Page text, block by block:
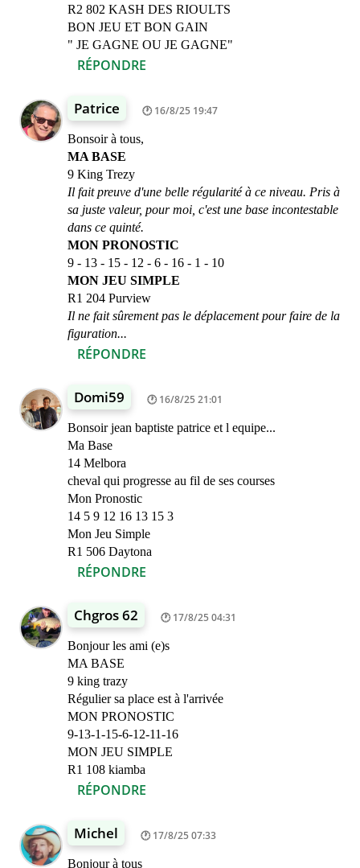
R2 802 KASH DES RIOULTS
BON JEU ET BON GAIN
" JE GAGNE OU JE GAGNE"
RÉPONDRE
Patrice 16/8/25 19:47
Bonsoir à tous,
MA BASE
9 King Trezy
Il fait preuve d'une belle régularité à ce niveau. Pris à
sa juste valeur, pour moi, c'est une base incontestable
dans ce quinté.
MON PRONOSTIC
9 - 13 - 15 - 12 - 6 - 16 - 1 - 10
MON JEU SIMPLE
R1 204 Purview
Il ne fait sûrement pas le déplacement pour faire de la
figuration...
RÉPONDRE
Domi59 16/8/25 21:01
Bonsoir jean baptiste patrice et l equipe...
Ma Base
14 Melbora
cheval qui progresse au fil de ses courses
Mon Pronostic
14 5 9 12 16 13 15 3
Mon Jeu Simple
R1 506 Daytona
RÉPONDRE
Chgros 62 17/8/25 04:31
Bonjour les ami (e)s
MA BASE
9 king trazy
Régulier sa place est à l'arrivée
MON PRONOSTIC
9-13-1-15-6-12-11-16
MON JEU SIMPLE
R1 108 kiamba
RÉPONDRE
Michel 17/8/25 07:33
Bonjour à tous